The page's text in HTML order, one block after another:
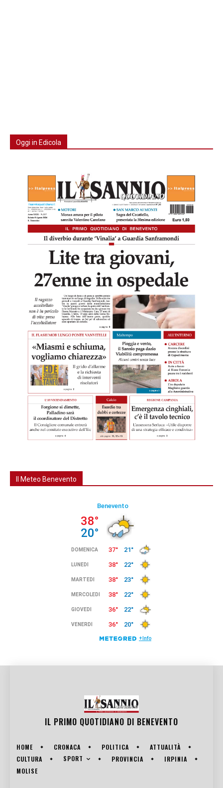
Oggi in Edicola
Il Meteo Benevento
IL PRIMO QUOTIDIANO DI BENEVENTO
HOME CRONACA POLITICA
ATTUALITÀ
CULTURA
SPORT PROVINCIA
IRPINIA
MOLISE